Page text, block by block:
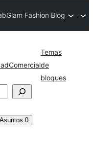
Glam Fashion Blog
Comercial
Temas
de
bloques
Asuntos 0